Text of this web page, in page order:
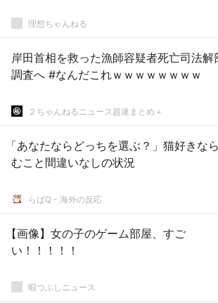
理想ちゃんねる
岸田首相を救った漁師容疑者死亡司法
調査へ #なんだこれｗｗｗｗｗｗｗｗ
２ちゃんねるニュース超速まとめ＋
「あなたならどっちを選ぶ？」猫好きな
むこと間違いなしの状況
らばQ - 海外の反応
【画像】女の子のゲーム部屋、すご
い！！！！！
暇つぶしニュース